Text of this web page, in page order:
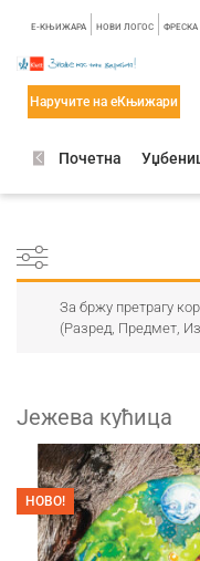
E-КЊИЖАРА НОВИ ЛОГОС ФРЕСКА
Наручите на еКњижари
Почетна
За бржу претрагу
(Разред, Предмет,
НОВО!
Јежева кућица